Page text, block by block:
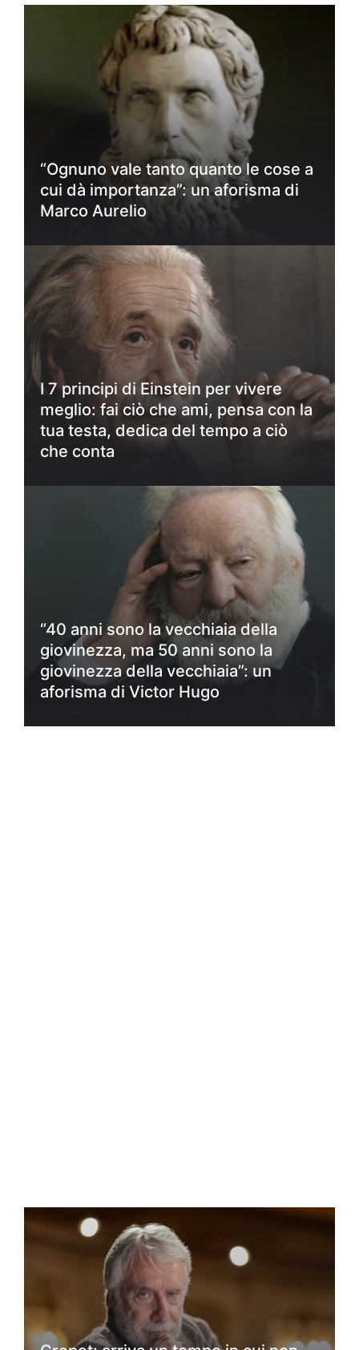
“Ognuno vale tanto quanto le cose a
cui dà importanza”: un aforisma di
Marco Aurelio
I 7 principi di Einstein per vivere
meglio: fai ciò che ami, pensa con la
tua testa, dedica del tempo a ciò
che conta
“40 anni sono la vecchiaia della
giovinezza, ma 50 anni sono la
giovinezza della vecchiaia”: un
aforisma di Victor Hugo